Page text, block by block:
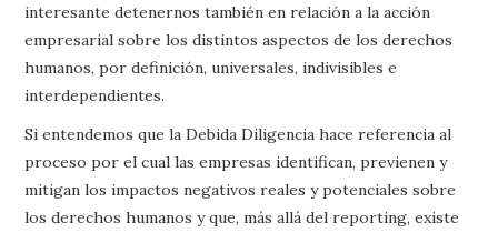
interesante detenernos también en relación a la acción
empresarial sobre los distintos aspectos de los derechos
humanos, por definición, universales, indivisibles e
interdependientes.
Si entendemos que la Debida Diligencia hace referencia al
proceso por el cual las empresas identifican, previenen y
mitigan los impactos negativos reales y potenciales sobre
los derechos humanos y que, más allá del reporting, existe